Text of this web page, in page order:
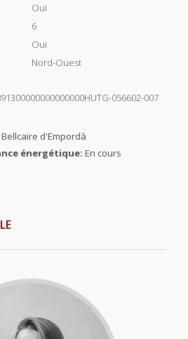
Oui
6
Oui
Nord-Ouest
056602-007
d'Empordà
énergétique: En cours